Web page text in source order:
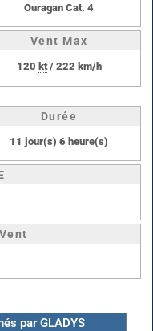
Ouragan Cat. 4
Vent Max
120 kt/ 222 km/h
Durée
11 jour(s) 6 heure(s)
par GLADYS